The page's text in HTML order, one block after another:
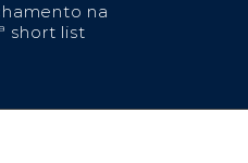
na
short list